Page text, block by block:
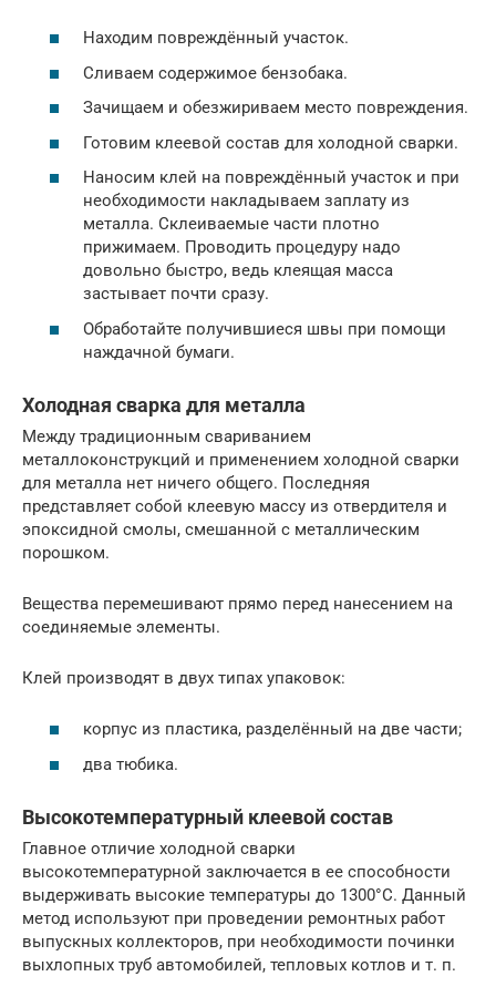
Находим повреждённый участок.
Сливаем содержимое бензобака.
Зачищаем и обезжириваем место повреждения.
Готовим клеевой состав для холодной сварки.
Наносим клей на повреждённый участок и при
необходимости накладываем заплату из
металла. Склеиваемые части плотно
прижимаем. Проводить процедуру надо
довольно быстро, ведь клеящая масса
застывает почти сразу.
Обработайте получившиеся швы при помощи
наждачной бумаги.
Холодная сварка для металла
Между традиционным свариванием
металлоконструкций и применением холодной сварки
для металла нет ничего общего. Последняя
представляет собой клеевую массу из отвердителя и
эпоксидной смолы, смешанной с металлическим
порошком.
Вещества перемешивают прямо перед нанесением на
соединяемые элементы.
Клей производят в двух типах упаковок:
корпус из пластика, разделённый на две части;
два тюбика.
Высокотемпературный клеевой состав
Главное отличие холодной сварки
высокотемпературной заключается в ее способности
выдерживать высокие температуры до 1300°С. Данный
метод используют при проведении ремонтных работ
выпускных коллекторов, при необходимости починки
выхлопных труб автомобилей, тепловых котлов и т. п.